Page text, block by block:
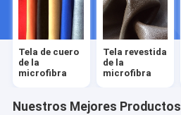
Tela de cuero
de la
microfibra
Tela revestida
de la
microfibra
Nuestros Mejores Productos